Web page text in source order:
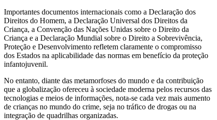
Importantes documentos internacionais como a Declaração dos
Direitos do Homem, a Declaração Universal dos Direitos da
Criança, a Convenção das Nações Unidas sobre o Direito da
Criança e a Declaração Mundial sobre o Direito a Sobrevivência,
Proteção e Desenvolvimento refletem claramente o compromisso
dos Estados na aplicabilidade das normas em benefício da proteção
infantojuvenil.
No entanto, diante das metamorfoses do mundo e da contribuição
que a globalização ofereceu à sociedade moderna pelos recursos das
tecnologias e meios de informações, nota-se cada vez mais aumento
de crianças no mundo do crime, seja no tráfico de drogas ou na
integração de quadrilhas organizadas.